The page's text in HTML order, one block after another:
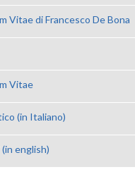
Vitae di Francesco De Bona
Vitae
(in Italiano)
english)